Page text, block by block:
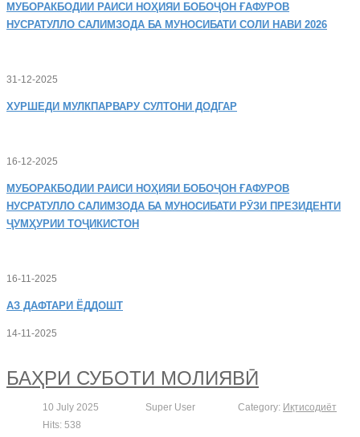
МУБОРАКБОДИИ РАИСИ НОҲИЯИ БОБОҶОН ҒАФУРОВ
НУСРАТУЛЛО САЛИМЗОДА БА МУНОСИБАТИ СОЛИ НАВИ 2026
31-12-2025
ХУРШЕДИ МУЛКПАРВАРУ СУЛТОНИ ДОДГАР
16-12-2025
МУБОРАКБОДИИ РАИСИ НОҲИЯИ БОБОҶОН ҒАФУРОВ
НУСРАТУЛЛО САЛИМЗОДА БА МУНОСИБАТИ РӮЗИ ПРЕЗИДЕНТИ
ҶУМҲУРИИ ТОҶИКИСТОН
16-11-2025
АЗ ДАФТАРИ ЁДДОШТ
14-11-2025
БАҲРИ СУБОТИ МОЛИЯВӢ
10 July 2025 Super User Category: Иқтисодиёт
Hits: 538